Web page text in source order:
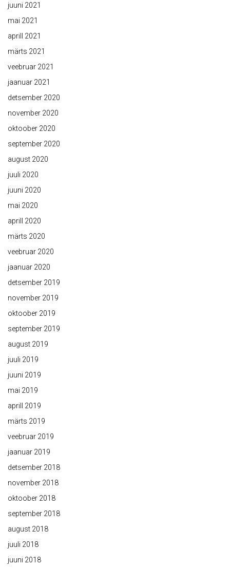
juuni 2021
mai 2021
aprill 2021
märts 2021
veebruar 2021
jaanuar 2021
detsember 2020
november 2020
oktoober 2020
september 2020
august 2020
juuli 2020
juuni 2020
mai 2020
aprill 2020
märts 2020
veebruar 2020
jaanuar 2020
detsember 2019
november 2019
oktoober 2019
september 2019
august 2019
juuli 2019
juuni 2019
mai 2019
aprill 2019
märts 2019
veebruar 2019
jaanuar 2019
detsember 2018
november 2018
oktoober 2018
september 2018
august 2018
juuli 2018
juuni 2018